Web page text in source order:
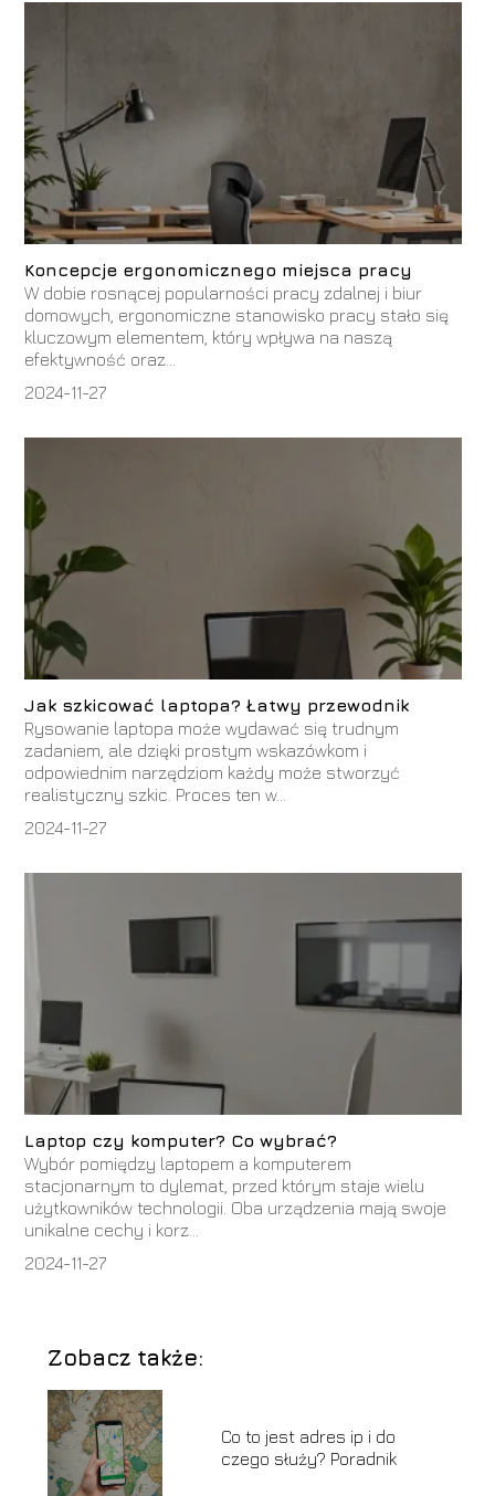
Koncepcje ergonomicznego miejsca pracy
W dobie rosnącej popularności pracy zdalnej i biur
domowych, ergonomiczne stanowisko pracy stało się
kluczowym elementem, który wpływa na naszą
efektywność oraz...
2024-11-27
Jak szkicować laptopa? Łatwy przewodnik
Rysowanie laptopa może wydawać się trudnym
zadaniem, ale dzięki prostym wskazówkom i
odpowiednim narzędziom każdy może stworzyć
realistyczny szkic. Proces ten w...
2024-11-27
Laptop czy komputer? Co wybrać?
Wybór pomiędzy laptopem a komputerem
stacjonarnym to dylemat, przed którym staje wielu
użytkowników technologii. Oba urządzenia mają swoje
unikalne cechy i korz...
2024-11-27
Zobacz także:
Co to jest adres ip i do
czego służy? Poradnik